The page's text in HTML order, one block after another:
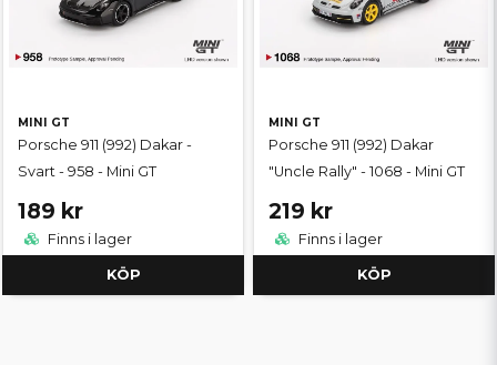
MINI GT
Porsche 911 (992) Dakar -
Svart - 958 - Mini GT
189 kr
Finns i lager
KÖP
MINI GT
Porsche 911 (992) Dakar
"Uncle Rally" - 1068 - Mini GT
219 kr
Finns i lager
KÖP